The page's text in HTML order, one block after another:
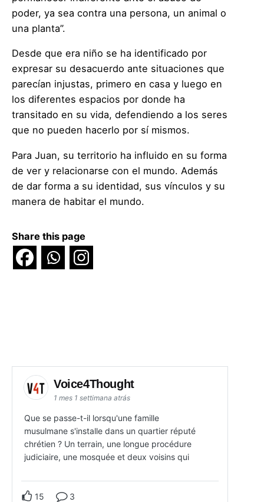
poder, ya sea contra una persona, un animal o
una planta”.
Desde que era niño se ha identificado por
expresar su desacuerdo ante situaciones que
parecían injustas, primero en casa y luego en
los diferentes espacios por donde ha
transitado en su vida, defendiendo a los seres
que no pueden hacerlo por sí mismos.
Para Juan, su territorio ha influido en su forma
de ver y relacionarse con el mundo. Además
de dar forma a su identidad, sus vínculos y su
manera de habitar el mundo.
Share this page
Voice4Thought
1 mes 1 settimana atrás
Que se passe-t-il lorsqu'une famille
musulmane s'installe dans un quartier réputé
chrétien ? Un terrain, une longue procédure
judiciaire, une mosquée et deux voisins qui
15 3